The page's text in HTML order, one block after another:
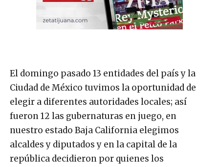
El domingo pasado 13 entidades del país y la
Ciudad de México tuvimos la oportunidad de
elegir a diferentes autoridades locales; así
fueron 12 las gubernaturas en juego, en
nuestro estado Baja California elegimos
alcaldes y diputados y en la capital de la
república decidieron por quienes los